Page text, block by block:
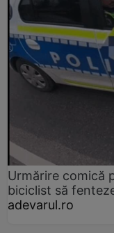
Urmărire comică
biciclist să
adevarul.ro